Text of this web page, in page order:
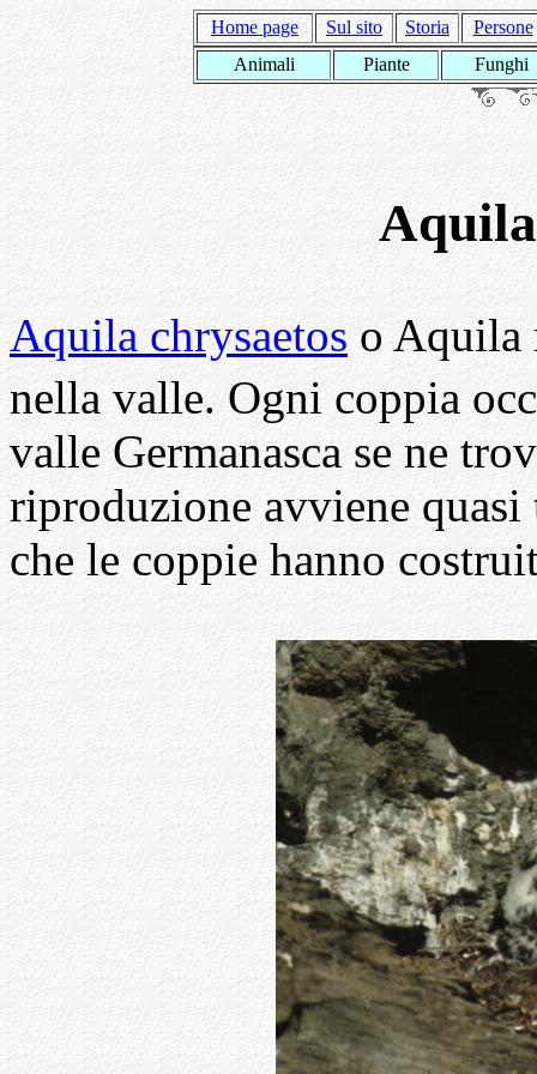
Home page Sul sito Storia
Persone
Animali
Piante Funghi
Aquila chrysaetos o Aquila
nella valle. Ogni coppia
valle Germanasca se ne
riproduzione avviene
che le coppie hanno